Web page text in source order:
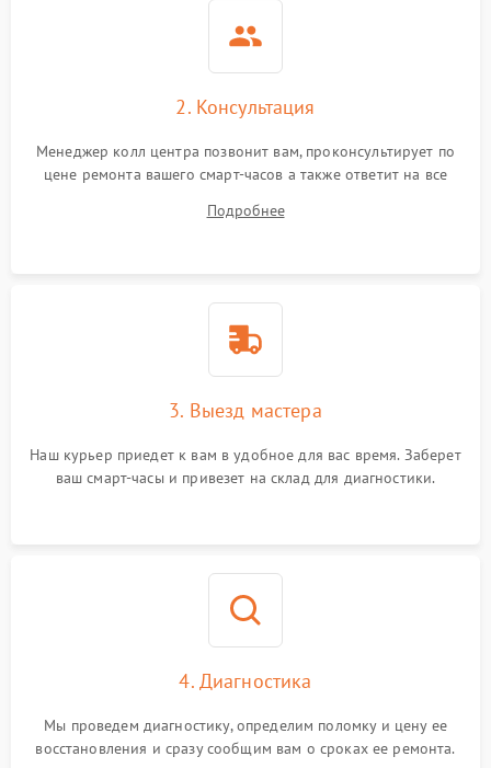
2. Консультация
Менеджер колл центра позвонит вам, проконсультирует по
цене ремонта вашего смарт-часов а также ответит на все
Подробнее
3. Выезд мастера
Наш курьер приедет к вам в удобное для вас время. Заберет
ваш смарт-часы и привезет на склад для диагностики.
4. Диагностика
Мы проведем диагностику, определим поломку и цену ее
восстановления и сразу сообщим вам о сроках ее ремонта.